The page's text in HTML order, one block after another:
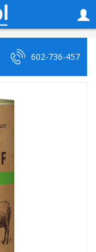
602-736-457